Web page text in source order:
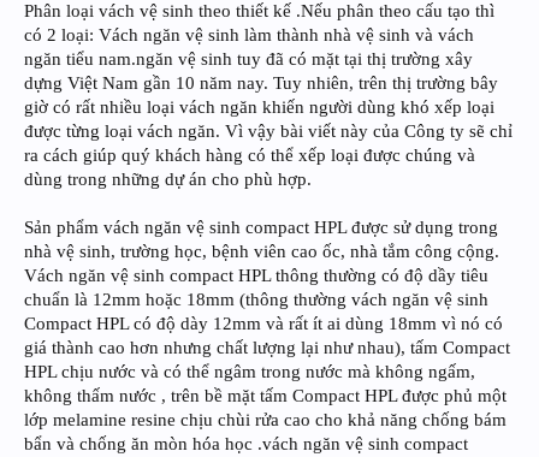
Phân loại vách vệ sinh theo thiết kế .Nếu phân theo cấu tạo thì
có 2 loại: Vách ngăn vệ sinh làm thành nhà vệ sinh và vách
ngăn tiểu nam.ngăn vệ sinh tuy đã có mặt tại thị trường xây
dựng Việt Nam gần 10 năm nay. Tuy nhiên, trên thị trường bây
giờ có rất nhiều loại vách ngăn khiến người dùng khó xếp loại
được từng loại vách ngăn. Vì vậy bài viết này của Công ty sẽ chỉ
ra cách giúp quý khách hàng có thể xếp loại được chúng và
dùng trong những dự án cho phù hợp.
Sản phẩm vách ngăn vệ sinh compact HPL được sử dụng trong
nhà vệ sinh, trường học, bệnh viên cao ốc, nhà tắm công cộng.
Vách ngăn vệ sinh compact HPL thông thường có độ dầy tiêu
chuẩn là 12mm hoặc 18mm (thông thường vách ngăn vệ sinh
Compact HPL có độ dày 12mm và rất ít ai dùng 18mm vì nó có
giá thành cao hơn nhưng chất lượng lại như nhau), tấm Compact
HPL chịu nước và có thể ngâm trong nước mà không ngấm,
không thấm nước , trên bề mặt tấm Compact HPL được phủ một
lớp melamine resine chịu chùi rửa cao cho khả năng chống bám
bẩn và chống ăn mòn hóa học .vách ngăn vệ sinh compact